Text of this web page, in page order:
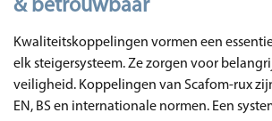
& betrouwbaar
Kwaliteitskoppelingen vormen een
elk steigersysteem. Ze zorgen voor
veiligheid. Koppelingen van Scafom-rux
EN, BS en internationale normen. Een